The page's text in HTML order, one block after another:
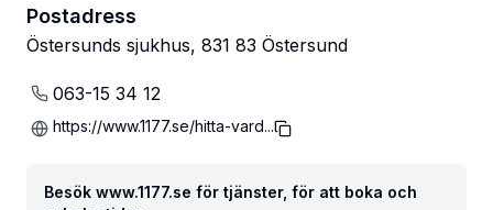
Postadress
Östersunds sjukhus, 831 83 Östersund
063-15 34 12
https://www.1177.se/hitta-vard...
Besök www.1177.se för tjänster, för att boka och